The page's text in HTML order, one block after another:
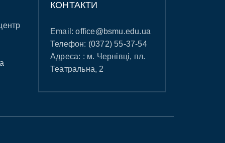
КОНТАКТИ
Email:office@bsmu.edu.ua
Телефон: (0372) 55-37-54
Адреса: : м. Чернівці, пл.
Театральна, 2